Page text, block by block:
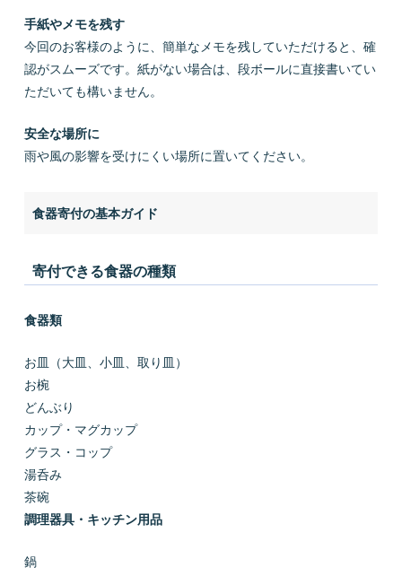
手紙やメモを残す
今回のお客様のように、簡単なメモを残していただけると、確
認がスムーズです。紙がない場合は、段ボールに直接書いてい
ただいても構いません。
安全な場所に
雨や風の影響を受けにくい場所に置いてください。
食器寄付の基本ガイド
寄付できる食器の種類
食器類
お皿（大皿、小皿、取り皿）
お椀
どんぶり
カップ・マグカップ
グラス・コップ
湯呑み
茶碗
調理器具・キッチン用品
鍋